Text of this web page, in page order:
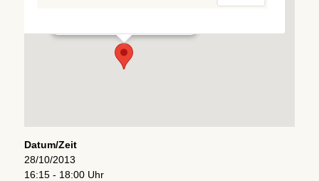
Datum/Zeit
28/10/2013
16:15 - 18:00 Uhr